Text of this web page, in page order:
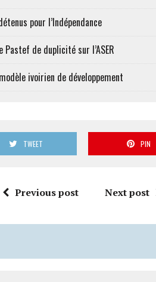
pour l’Indépendance
Pastef de duplicité sur l’ASER
ivoirien de développement
TWEET PIN
Previous post Next post